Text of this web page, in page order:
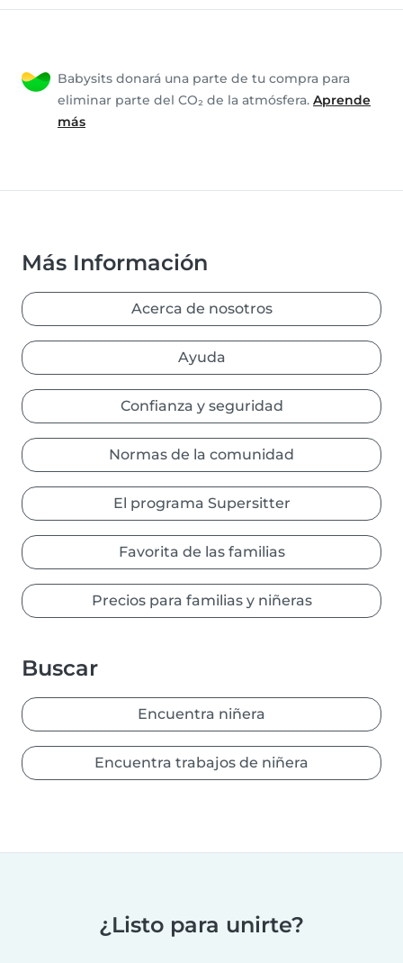
Babysits donará una parte de tu compra para
eliminar parte del CO₂ de la atmósfera. Aprende
más
Más Información
Acerca de nosotros
Ayuda
Confianza y seguridad
Normas de la comunidad
El programa Supersitter
Favorita de las familias
Precios para familias y niñeras
Buscar
Encuentra niñera
Encuentra trabajos de niñera
¿Listo para unirte?